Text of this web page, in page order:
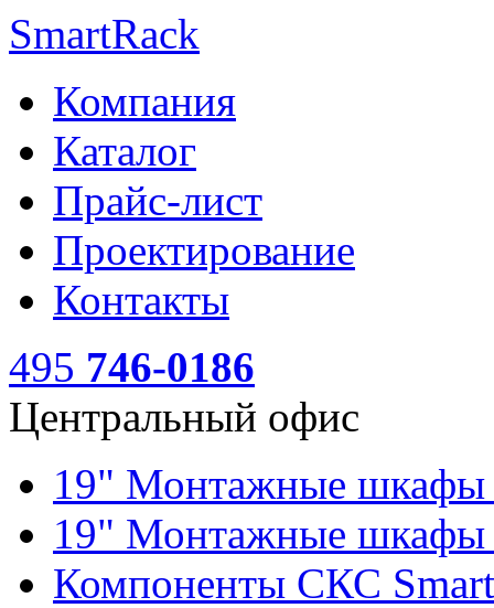
SmartRack
Компания
Каталог
Прайс-лист
Проектирование
Контакты
495 746-0186
Центральный офис
19" Монтажные
19" Монтажные шкафы
Компоненты СКС